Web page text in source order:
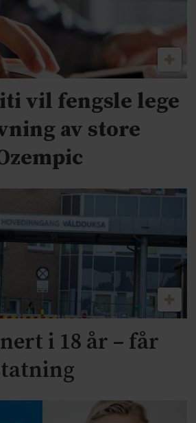
vil fengsle lege
av store
i 18 år – får